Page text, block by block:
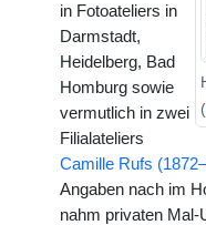
(
in Fotoateliers in
Darmstadt,
Heidelberg, Bad
Homburg sowie
vermutlich in zwei
Filialateliers
Camille Rufs
Angaben nach im
nahm privaten Mal-